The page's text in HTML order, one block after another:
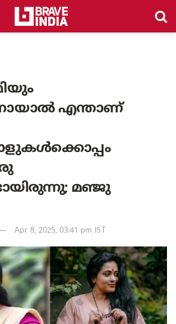
എന്താണ്
മഞ്ജു
Apr 8, 2025, 03:41 pm IST